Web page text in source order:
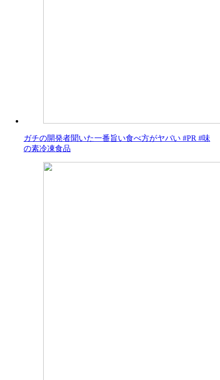
ガチの開発者聞いた一番旨い食べ方がヤバい #PR #味
の素冷凍食品